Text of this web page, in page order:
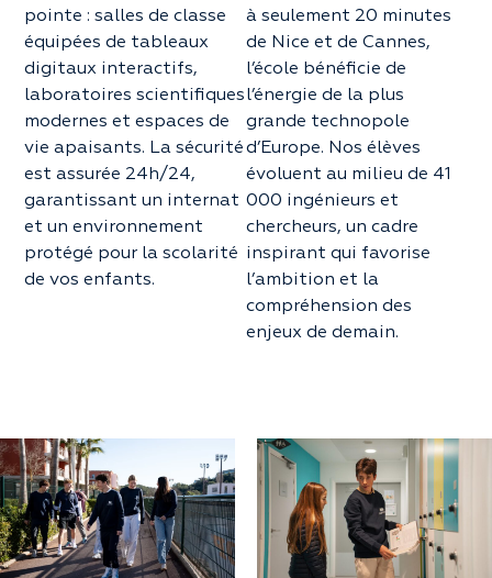
pointe : salles de classe
équipées de tableaux
digitaux interactifs,
laboratoires scientifiques
modernes et espaces de
vie apaisants. La sécurité
est assurée 24h/24,
garantissant un internat
et un environnement
protégé pour la scolarité
de vos enfants.
à seulement 20 minutes
de Nice et de Cannes,
l’école bénéficie de
l’énergie de la plus
grande technopole
d’Europe. Nos élèves
évoluent au milieu de 41
000 ingénieurs et
chercheurs, un cadre
inspirant qui favorise
l’ambition et la
compréhension des
enjeux de demain.